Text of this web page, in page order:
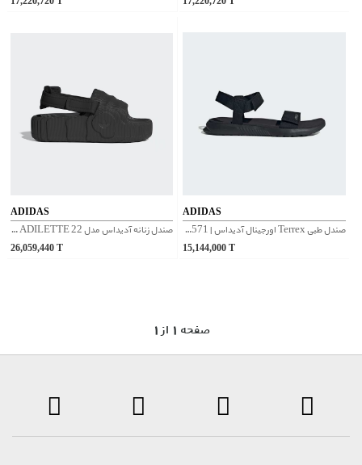
ADIDAS
صندل زنانه آدیداس مدل ADILETTE 22 کد IE5649
26,059,440
ADIDAS
صندل طبی Terrex اورجینال آدیداس | JQ2571
15,144,000
1 صفحه 1 از